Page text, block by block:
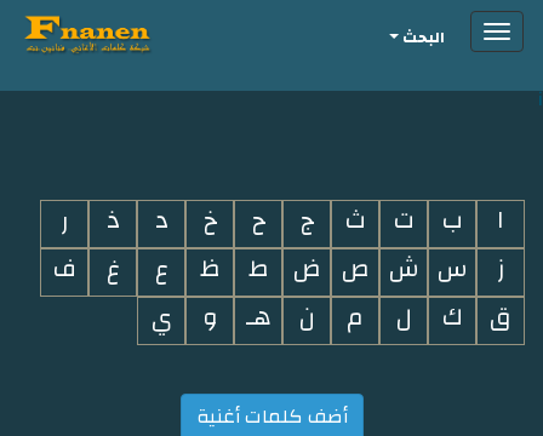
i
Toggleالبحث
ا ب ت ث ج ح خ د ذ
ر
ز
س ش ص ض ط ظ ع غ
ف
ق
ك ل م ن هـ و ي
أضف كلمات أغنية